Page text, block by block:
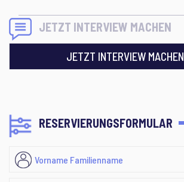
JETZT INTERVIEW MACHEN
JETZT INTERVIEW MACHEN
RESERVIERUNGSFORMULAR